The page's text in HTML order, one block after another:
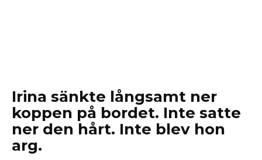
Irina sänkte långsamt ner
koppen på bordet. Inte satte
ner den hårt. Inte blev hon
arg.